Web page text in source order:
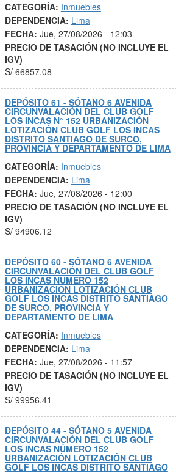
CATEGORÍA: Inmuebles
DEPENDENCIA: Lima
FECHA: Jue, 27/08/2026 - 12:03
PRECIO DE TASACIÓN (NO INCLUYE EL
IGV)
S/ 66857.08
DEPÓSITO 61 - SÓTANO 6 AVENIDA
CIRCUNVALACIÓN DEL CLUB GOLF
LOS INCAS N° 152 URBANIZACIÓN
LOTIZACIÓN CLUB GOLF LOS INCAS
DISTRITO SANTIAGO DE SURCO,
PROVINCIA Y DEPARTAMENTO DE LIMA
CATEGORÍA: Inmuebles
DEPENDENCIA: Lima
FECHA: Jue, 27/08/2026 - 12:00
PRECIO DE TASACIÓN (NO INCLUYE EL
IGV)
S/ 94906.12
DEPÓSITO 60 - SÓTANO 6 AVENIDA
CIRCUNVALACIÓN DEL CLUB GOLF
LOS INCAS NÚMERO 152
URBANIZACIÓN LOTIZACIÓN CLUB
GOLF LOS INCAS DISTRITO SANTIAGO
DE SURCO, PROVINCIA Y
DEPARTAMENTO DE LIMA
CATEGORÍA: Inmuebles
DEPENDENCIA: Lima
FECHA: Jue, 27/08/2026 - 11:57
PRECIO DE TASACIÓN (NO INCLUYE EL
IGV)
S/ 99956.41
DEPÓSITO 44 - SÓTANO 5 AVENIDA
CIRCUNVALACIÓN DEL CLUB GOLF
LOS INCAS NÚMERO 152
URBANIZACIÓN LOTIZACIÓN CLUB
GOLF LOS INCAS DISTRITO SANTIAGO